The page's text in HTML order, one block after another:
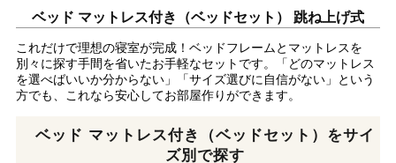
ベッド マットレス付き（ベッドセット） 跳ね上げ式
これだけで理想の寝室が完成！ベッドフレームとマットレスを
別々に探す手間を省いたお手軽なセットです。「どのマットレス
を選べばいいか分からない」「サイズ選びに自信がない」という
方でも、これなら安心してお部屋作りができます。
ベッド マットレス付き（ベッドセット）をサイ
ズ別で探す